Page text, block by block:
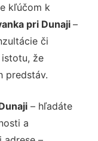
kľúčom k
pri Dunaji–
či
že
predstáv.
– hľadáte
a